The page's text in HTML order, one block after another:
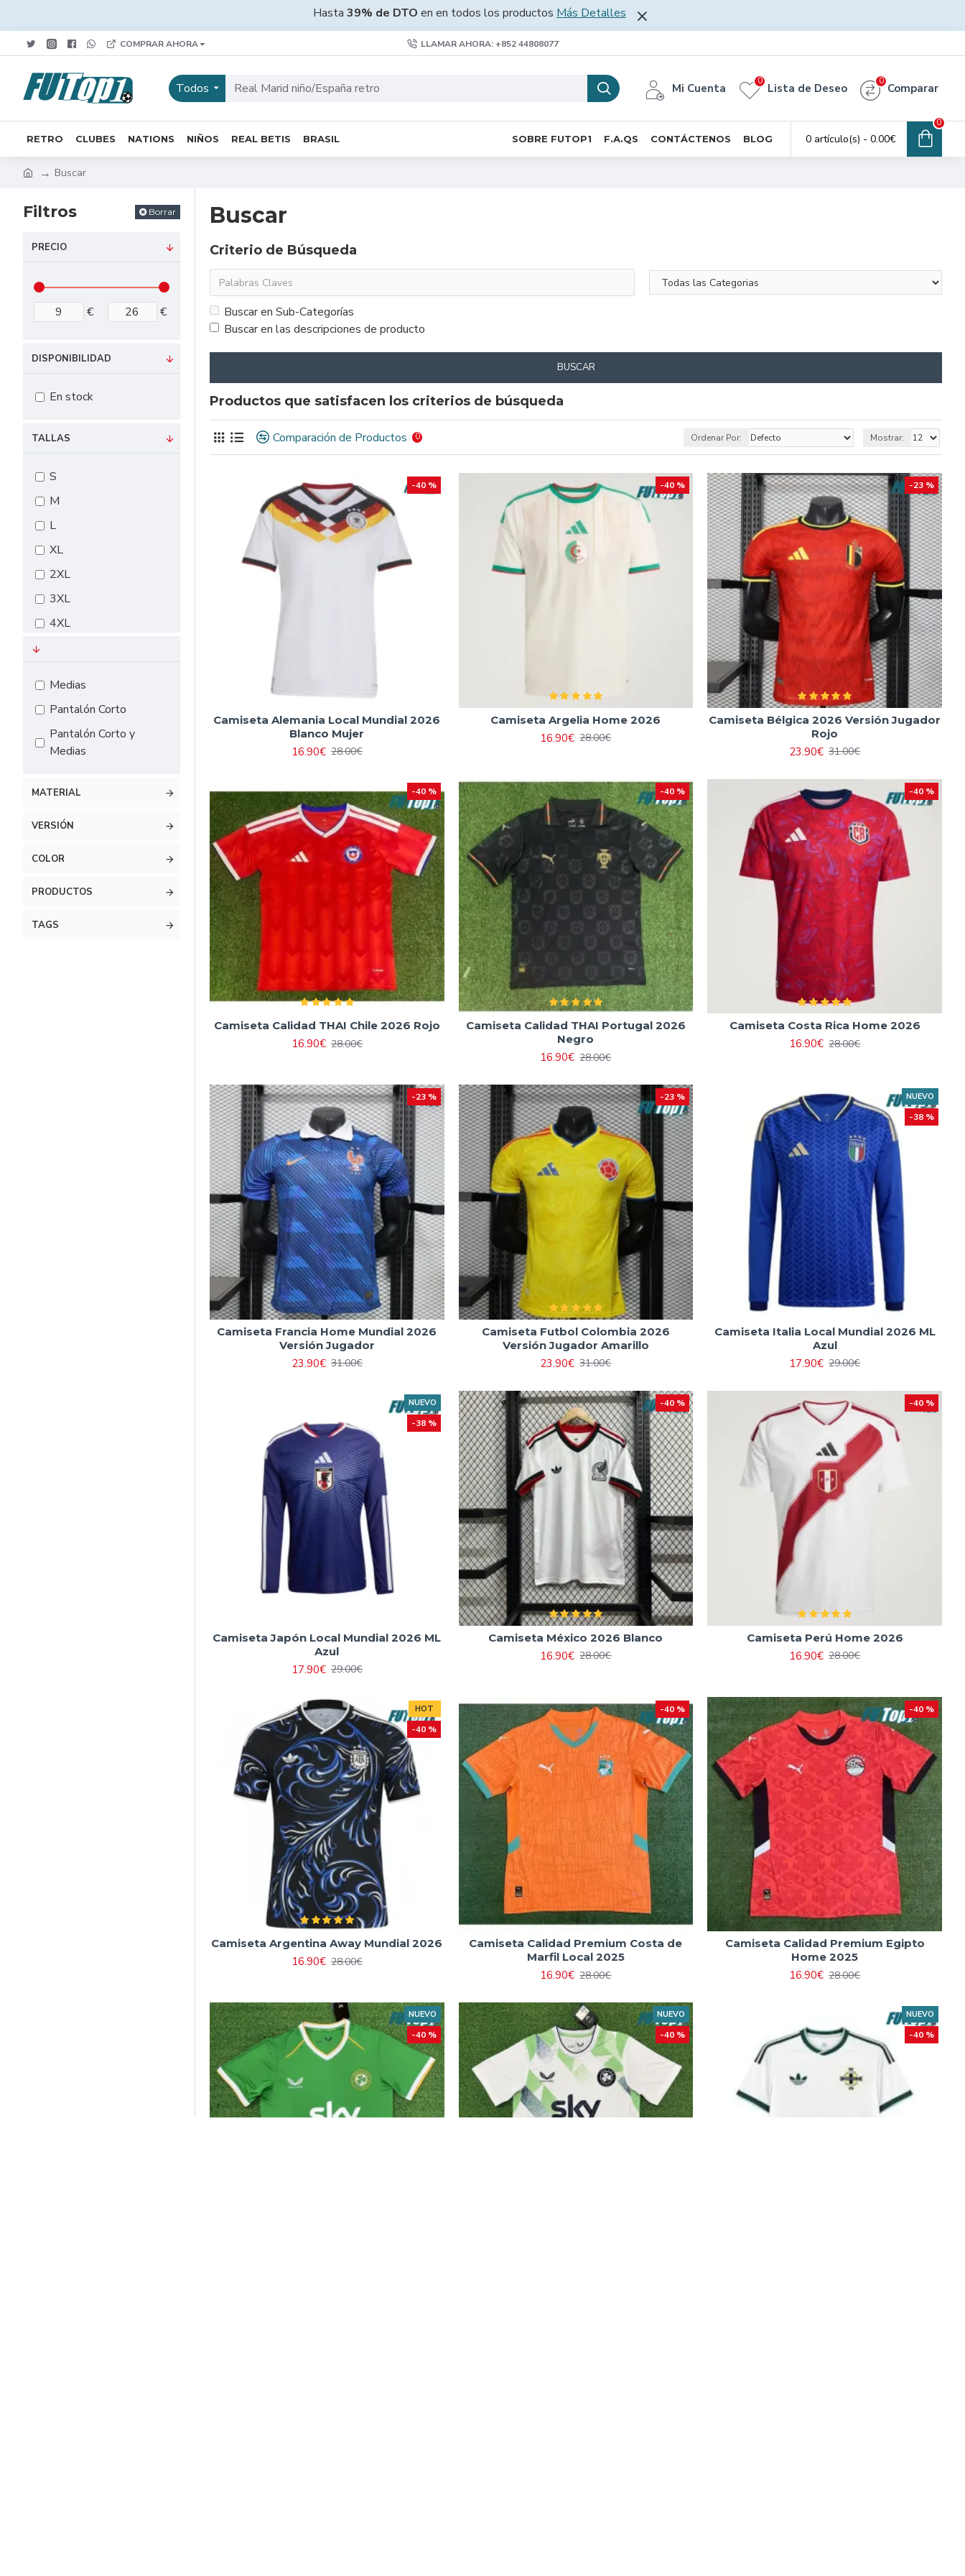
Hasta 39% de DTO en en todos los productos Más Detalles
COMPRAR AHORA LLAMAR AHORA: +852 44808077
Todos Mi Cuenta Lista de Deseo
0
Comparar
0
RETRO CLUBES NATIONS NIÑOS REAL BETIS BRASIL SOBRE FUTOP1 F.A.QS CONTÁCTENOS BLOG 0 artículo(s) - 0.00€
0
Buscar
Filtros Borrar
PRECIO
€ €
MATERIAL
VERSIÓN
COLOR
PRODUCTOS
TALLAS
S
M
L
XL
2XL
3XL
4XL
#24 135cm-145cm
#28 155cm-165cm
Medias
Pantalón Corto
Pantalón Corto y
Medias
TAGS
DISPONIBILIDAD
En stock
Buscar
Criterio de Búsqueda
Buscar en Sub-Categorías
Buscar en las descripciones de producto
BUSCAR
Productos que satisfacen los criterios de búsqueda
Comparación de Productos 0 Ordenar Por: Mostrar:
-40 %
Camiseta Alemania Local Mundial 2026
Blanco Mujer
16.90€ 28.00€
-40 %
Camiseta Argelia Home 2026
16.90€ 28.00€
-23 %
Camiseta Bélgica 2026 Versión Jugador
Rojo
23.90€ 31.00€
-40 %
Camiseta Calidad THAI Chile 2026 Rojo
16.90€ 28.00€
-40 %
Camiseta Calidad THAI Portugal 2026
Negro
16.90€ 28.00€
-40 %
Camiseta Costa Rica Home 2026
16.90€ 28.00€
-23 %
Camiseta Francia Home Mundial 2026
Versión Jugador
23.90€ 31.00€
-23 %
Camiseta Futbol Colombia 2026
Versión Jugador Amarillo
23.90€ 31.00€
NUEVO
-38 %
Camiseta Italia Local Mundial 2026 ML
Azul
17.90€ 29.00€
NUEVO
-38 %
Camiseta Japón Local Mundial 2026 ML
Azul
17.90€ 29.00€
-40 %
Camiseta México 2026 Blanco
16.90€ 28.00€
-40 %
Camiseta Perú Home 2026
16.90€ 28.00€
HOT
-40 %
Camiseta Argentina Away Mundial 2026
16.90€ 28.00€
-40 %
Camiseta Calidad Premium Costa de
Marfil Local 2025
16.90€ 28.00€
-40 %
Camiseta Calidad Premium Egipto
Home 2025
16.90€ 28.00€
NUEVO
-40 %
NUEVO
-40 %
NUEVO
-40 %